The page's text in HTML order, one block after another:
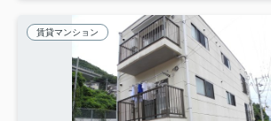
賃貸マンション